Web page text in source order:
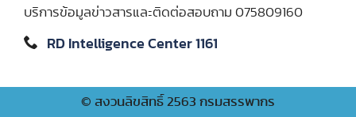
บริการข้อมูลข่าวสารและติดต่อสอบถาม 075809160
RD Intelligence Center 1161
© สงวนลิขสิทธิ์ 2563 กรมสรรพากร